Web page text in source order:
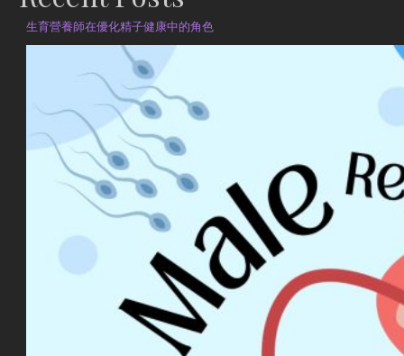
生育營養師在優化精子健康中的角色